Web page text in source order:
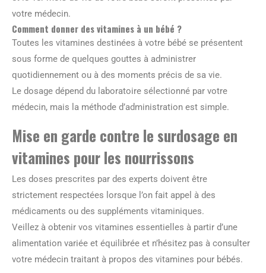
votre médecin.
Comment donner des vitamines à un bébé ?
Toutes les vitamines destinées à votre bébé se présentent
sous forme de quelques gouttes à administrer
quotidiennement ou à des moments précis de sa vie.
Le dosage dépend du laboratoire sélectionné par votre
médecin, mais la méthode d’administration est simple.
Mise en garde contre le surdosage en
vitamines pour les nourrissons
Les doses prescrites par des experts doivent être
strictement respectées lorsque l’on fait appel à des
médicaments ou des suppléments vitaminiques.
Veillez à obtenir vos vitamines essentielles à partir d’une
alimentation variée et équilibrée et n’hésitez pas à consulter
votre médecin traitant à propos des vitamines pour bébés.